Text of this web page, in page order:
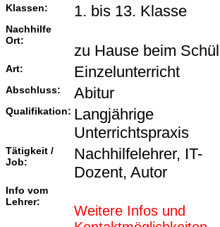
Klassen: 1. bis 13. Klasse
Nachhilfe
Ort:
zu Hause beim
Art: Einzelunterricht
Abschluss: Abitur
Qualifikation: Langjährige
Unterrichtspraxis
Tätigkeit /
Job:
Nachhilfelehrer, IT-
Dozent, Autor
Info vom
Lehrer:
Weitere Infos und